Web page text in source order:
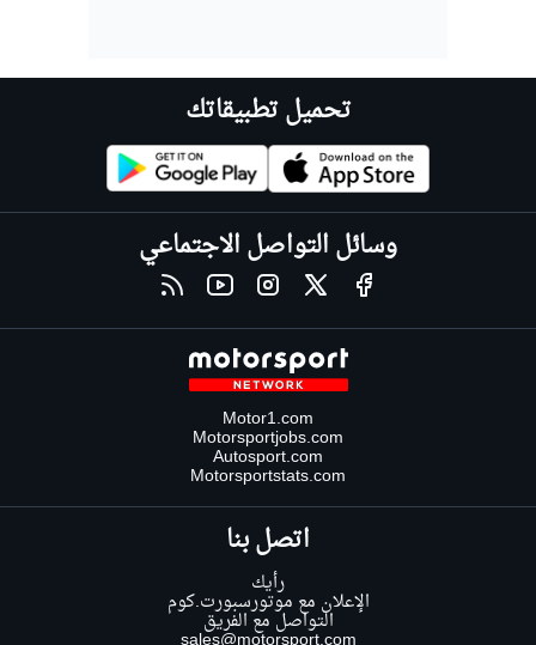
تحميل تطبيقاتك
وسائل التواصل الاجتماعي
Motor1.com
Motorsportjobs.com
Autosport.com
Motorsportstats.com
اتصل بنا
رأيك
الإعلان مع موتورسبورت.كوم
التواصل مع الفريق